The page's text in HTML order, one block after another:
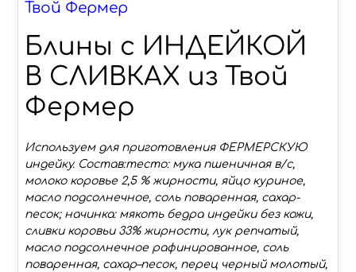
Твой Фермер
Блины с ИНДЕЙКОЙ
В СЛИВКАХ из Твой
Фермер
Используем для приготовления ФЕРМЕРСКУЮ
индейку. Состав:тесто: мука пшеничная в/с,
молоко коровье 2,5 % жирности, яйцо куриное,
масло подсолнечное, соль поваренная, сахар-
песок; начинка: мякоть бедра индейки без кожи,
сливки коровьи 33% жирности, лук репчатый,
масло подсолнечное рафинированное, соль
поваренная, сахар–песок, перец черный молотый,